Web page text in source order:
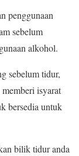
penggunaan
sebelum
alkohol.
sebelum tidur,
isyarat
bersedia untuk
bilik tidur anda